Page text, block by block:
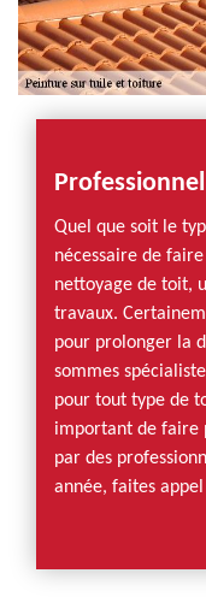
Quel que soit le
nécessaire de
nettoyage de toit,
travaux.
pour prolonger la
sommes
pour tout type de
important de faire
par des
année, faites